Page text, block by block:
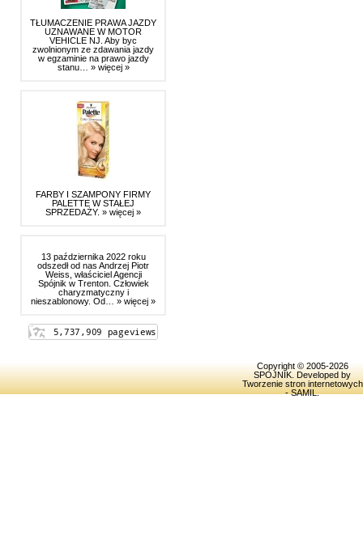
TŁUMACZENIE PRAWA JAZDY
UZNAWANE W MOTOR
VEHICLE NJ. Aby byc
zwolnionym ze zdawania jazdy
w egzaminie na prawo jazdy
stanu… » więcej »
FARBY I SZAMPONY FIRMY
PALETTE W STAŁEJ
SPRZEDAŻY. » więcej »
13 października 2022 roku
odszedł od nas Andrzej Piotr
Weiss, właściciel Agencji
Spójnik w Trenton. Człowiek
charyzmatyczny i
nieszablonowy. Od… » więcej »
Copyright © 2005-2026
SPOJNIK . Developed by
Tworzenie stron internetowych
- SAMIL.